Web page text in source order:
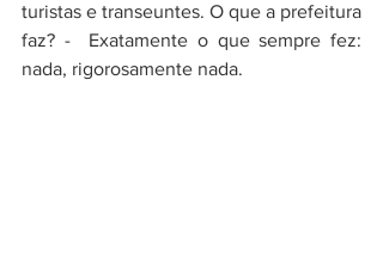
turistas e transeuntes. O que a prefeitura
faz? -  Exatamente o que sempre fez:
nada, rigorosamente nada.